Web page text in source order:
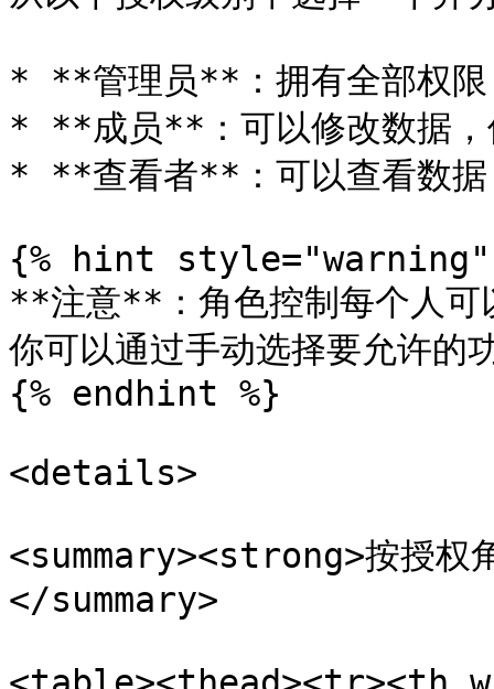
* **管理员**：拥有全部权限
* **成员**：可以修改数据，
* **查看者**：可以查看数据
{% hint style="warning"
**注意**：角色控制每个人可
你可以通过手动选择要允许的
{% endhint %}
<details>
<summary><strong>按授
</summary>